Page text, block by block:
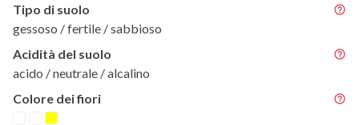
Tipo di suolo
gessoso / fertile / sabbioso
Acidità del suolo
acido / neutrale / alcalino
Colore dei fiori